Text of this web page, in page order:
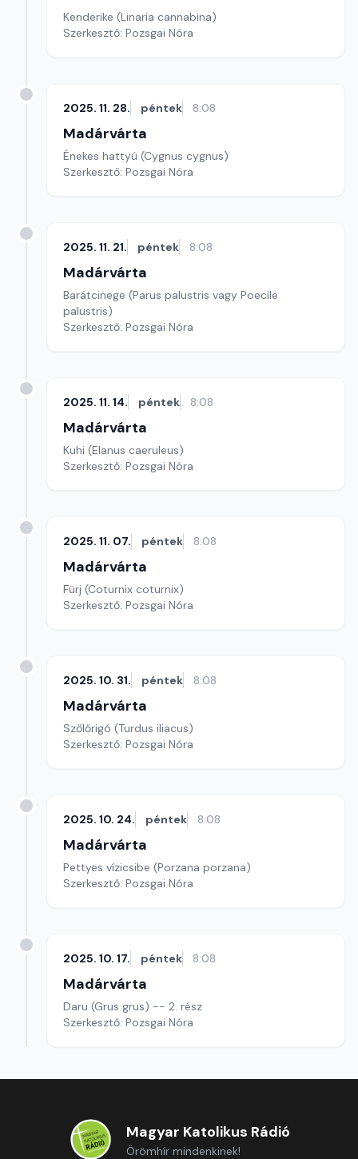
Kenderike (Linaria cannabina)
Szerkesztő: Pozsgai Nóra
2025. 11. 28. péntek 8:08
Madárvárta
Énekes hattyú (Cygnus cygnus)
Szerkesztő: Pozsgai Nóra
2025. 11. 21. péntek 8:08
Madárvárta
Barátcinege (Parus palustris vagy Poecile
palustris)
Szerkesztő: Pozsgai Nóra
2025. 11. 14. péntek 8:08
Madárvárta
Kuhi (Elanus caeruleus)
Szerkesztő: Pozsgai Nóra
2025. 11. 07. péntek 8:08
Madárvárta
Fürj (Coturnix coturnix)
Szerkesztő: Pozsgai Nóra
2025. 10. 31. péntek 8:08
Madárvárta
Szőlőrigó (Turdus iliacus)
Szerkesztő: Pozsgai Nóra
2025. 10. 24. péntek 8:08
Madárvárta
Pettyes vízicsibe (Porzana porzana)
Szerkesztő: Pozsgai Nóra
2025. 10. 17. péntek 8:08
Madárvárta
Daru (Grus grus) -- 2. rész
Szerkesztő: Pozsgai Nóra
Magyar Katolikus Rádió
Örömhír mindenkinek!